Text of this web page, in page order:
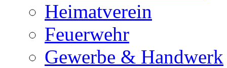
Heimatverein
Feuerwehr
Gewerbe & Handwerk